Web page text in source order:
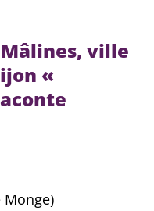
ville
«
Monge)